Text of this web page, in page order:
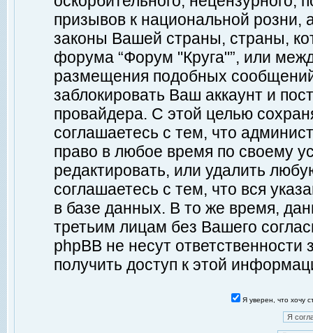
призывов к национальной
законы Вашей страны, страны,
форума “Форум "Круга"”, или
размещения подобных
заблокировать Ваш аккаунт и
провайдера. С этой целью
соглашаетесь с тем, что
право в любое время по своему
редактировать, или удалить
соглашаетесь с тем, что вся
в базе данных. В то же время,
третьим лицам без Вашего
phpBB не несут ответственности
получить доступ к этой
Я уверен, что хочу